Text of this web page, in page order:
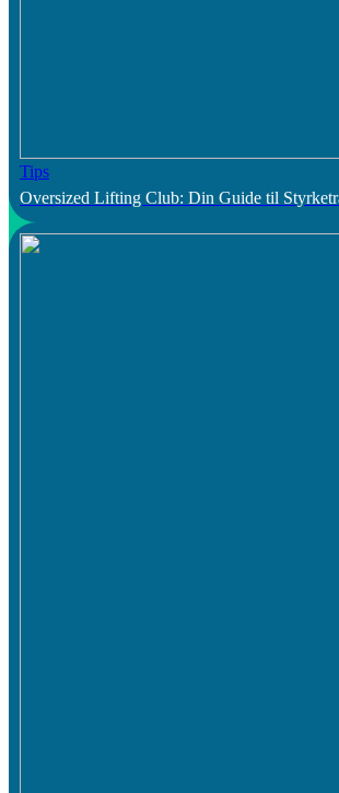
Tips
Oversized Lifting Club: Din Guide til